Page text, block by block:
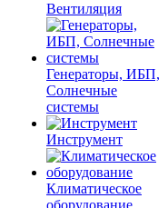
Вентиляция
Генераторы, ИБП,
Солнечные
системы
Инструмент
Климатическое
оборудование